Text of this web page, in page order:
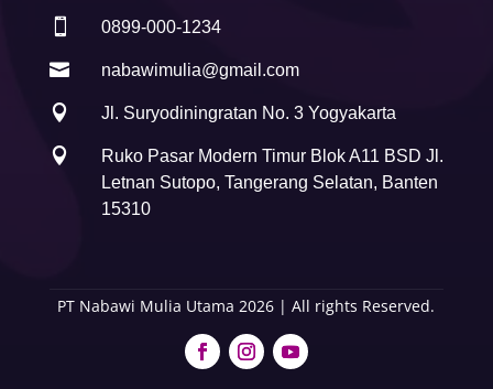
 0899-000-1234
 nabawimulia@gmail.com
 Jl. Suryodiningratan No. 3 Yogyakarta

Ruko Pasar Modern Timur Blok A11 BSD Jl.
Letnan Sutopo, Tangerang Selatan, Banten
15310
PT Nabawi Mulia Utama 2026 | All rights Reserved.